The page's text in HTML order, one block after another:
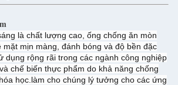
là chất lượng cao, ống chống ăn mòn
mịn màng, đánh bóng và độ bền đặc
dụng rộng rãi trong các ngành công nghiệp
chế biến thực phẩm do khả năng chống
học.làm cho chúng lý tưởng cho các ứng